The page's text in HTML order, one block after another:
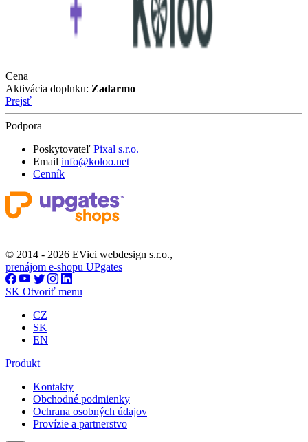
Cena
Aktivácia doplnku: Zadarmo
Prejsť
Podpora
Poskytovateľ Pixal s.r.o.
Email info@koloo.net
Cenník
© 2014 - 2026 EVici webdesign s.r.o.,
prenájom e-shopu UPgates
SK Otvoriť menu
CZ
SK
EN
Produkt
Kontakty
Obchodné podmienky
Ochrana osobných údajov
Provízie a partnerstvo